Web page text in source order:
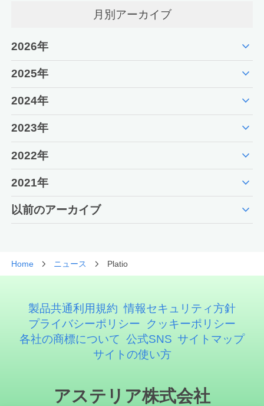
月別アーカイブ
2026年 expand_more
2025年 expand_more
2024年 expand_more
2023年 expand_more
2022年 expand_more
2021年 expand_more
以前のアーカイブ expand_more
Home ニュース Platio
製品共通利用規約 情報セキュリティ方針
プライバシーポリシー
クッキーポリシー
各社の商標について 公式SNS サイトマップ
サイトの使い方
アステリア株式会社